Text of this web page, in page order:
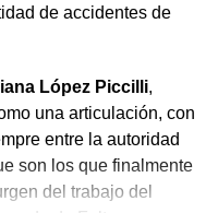
de trescientos mil
de Buenos Aires—
que marcará el tono de
El oficialismo
Celeste, se propone
de accidentes de
López Piccilli,
una articulación, con
entre la autoridad
son los que finalmente
del trabajo del